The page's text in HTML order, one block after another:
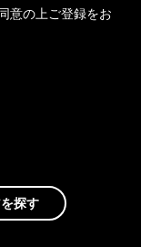
意の上ご登録をお
探す